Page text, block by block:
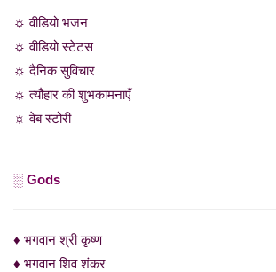
☼ वीडियो भजन
☼ वीडियो स्टेटस
☼ दैनिक सुविचार
☼ त्यौहार की शुभकामनाएँ
☼ वेब स्टोरी
░ Gods
♦ भगवान श्री कृष्ण
♦ भगवान शिव शंकर